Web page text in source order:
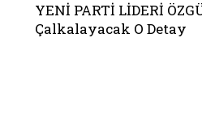
YENİ PARTİ LİDERİ
Çalkalayacak O Detay